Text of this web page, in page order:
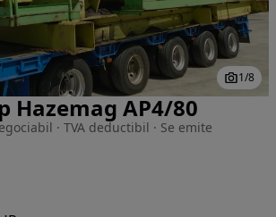
1/8
Hazemag AP4/80
· TVA deductibil · Se emite